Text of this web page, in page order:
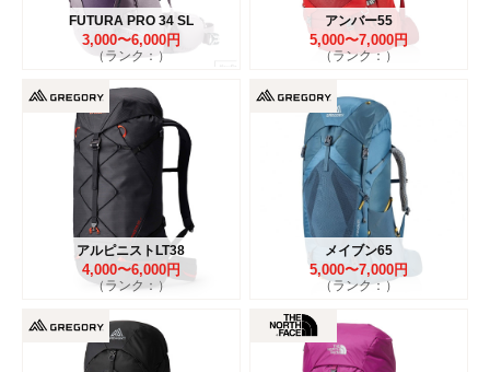
FUTURA PRO 34 SL
3,000〜6,000円
（ランク：）
アンバー55
5,000〜7,000円
（ランク：）
アルピニストLT38
4,000〜6,000円
（ランク：）
メイブン65
5,000〜7,000円
（ランク：）